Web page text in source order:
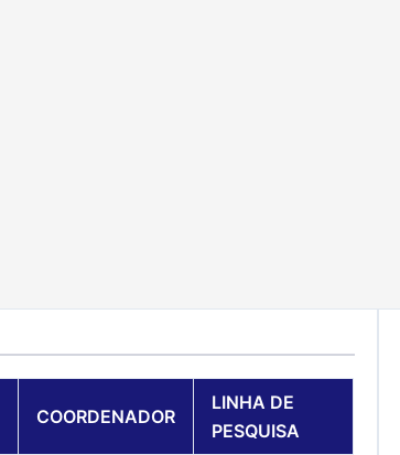
COORDENADOR
LINHA DE
PESQUISA